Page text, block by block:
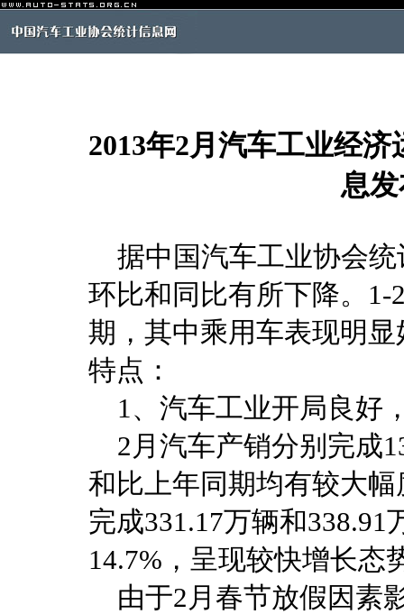
2013年2月汽车工业经
息
据中国汽车工业协会统
环比和同比有所下降。
期，其中乘用车表现明
特点：
1、汽车工业开局良好
2月汽车产销分别完成
和比上年同期均有较大
完成331.17万辆和
14.7%，呈现较快增长态
由于2月春节放假因素